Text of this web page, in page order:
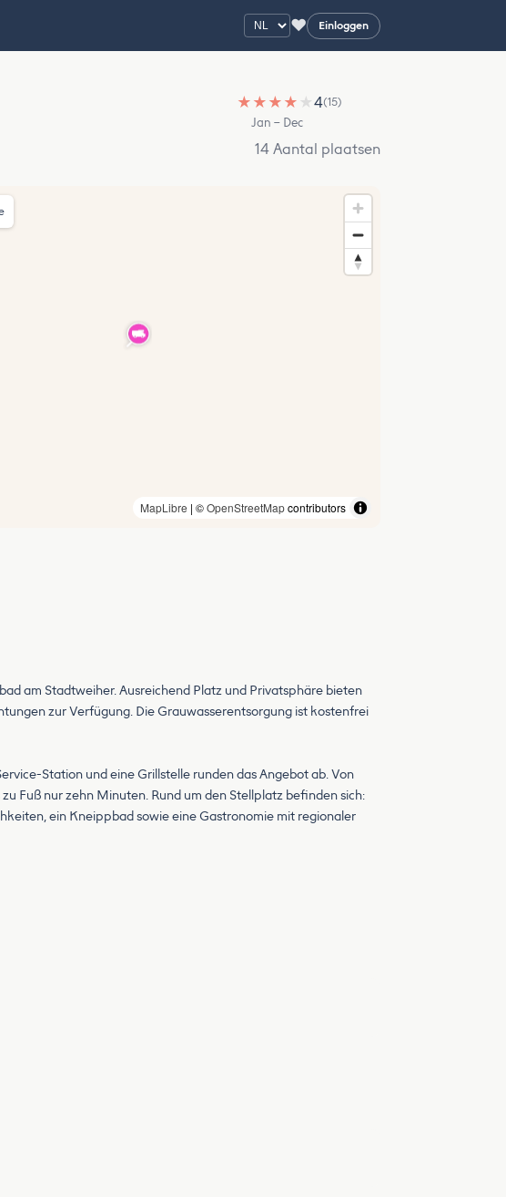
♥ Einloggen
★ ★ ★ ★ ★4(15)
Jan – Dec
14 Aantal plaatsen
MapLibre | ©OpenStreetMapcontributors
am Stadtweiher. Ausreichend Platz und Privatsphäre bieten
zur Verfügung. Die Grauwasserentsorgung ist kostenfrei
Station und eine Grillstelle runden das Angebot ab. Von
Fuß nur zehn Minuten. Rund um den Stellplatz befinden sich:
ein Kneippbad sowie eine Gastronomie mit regionaler